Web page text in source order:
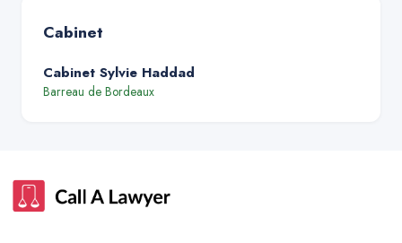
Cabinet
Cabinet Sylvie Haddad
Barreau de Bordeaux